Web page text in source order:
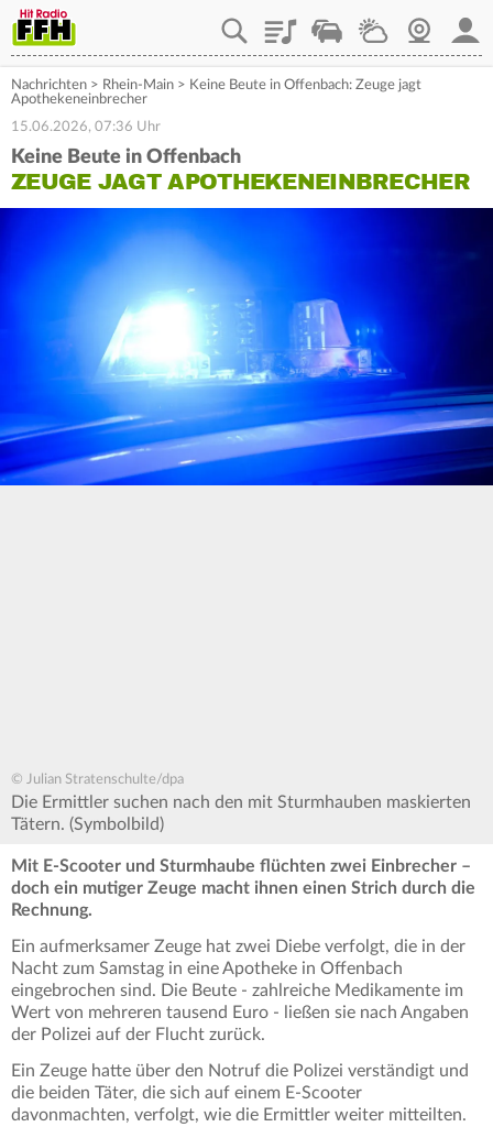
PlaylistStaupilotWetterWebcam
Nachrichten > Rhein-Main > Keine Beute in Offenbach: Zeuge jagt
Apothekeneinbrecher
15.06.2026, 07:36 Uhr
Keine Beute in Offenbach
ZEUGE JAGT APOTHEKENEINBRECHER
© Julian Stratenschulte/dpa
Die Ermittler suchen nach den mit Sturmhauben maskierten
Tätern. (Symbolbild)
Mit E-Scooter und Sturmhaube flüchten zwei Einbrecher –
doch ein mutiger Zeuge macht ihnen einen Strich durch die
Rechnung.
Ein aufmerksamer Zeuge hat zwei Diebe verfolgt, die in der
Nacht zum Samstag in eine Apotheke in Offenbach
eingebrochen sind. Die Beute - zahlreiche Medikamente im
Wert von mehreren tausend Euro - ließen sie nach Angaben
der Polizei auf der Flucht zurück.
Ein Zeuge hatte über den Notruf die Polizei verständigt und
die beiden Täter, die sich auf einem E-Scooter
davonmachten, verfolgt, wie die Ermittler weiter mitteilten.